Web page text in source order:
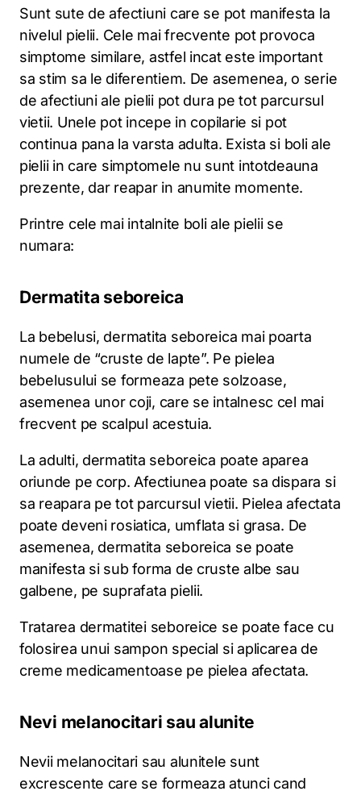
Sunt sute de afectiuni care se pot manifesta la
nivelul pielii. Cele mai frecvente pot provoca
simptome similare, astfel incat este important
sa stim sa le diferentiem. De asemenea, o serie
de afectiuni ale pielii pot dura pe tot parcursul
vietii. Unele pot incepe in copilarie si pot
continua pana la varsta adulta. Exista si boli ale
pielii in care simptomele nu sunt intotdeauna
prezente, dar reapar in anumite momente.
Printre cele mai intalnite boli ale pielii se
numara:
Dermatita seboreica
La bebelusi, dermatita seboreica mai poarta
numele de “cruste de lapte”. Pe pielea
bebelusului se formeaza pete solzoase,
asemenea unor coji, care se intalnesc cel mai
frecvent pe scalpul acestuia.
La adulti, dermatita seboreica poate aparea
oriunde pe corp. Afectiunea poate sa dispara si
sa reapara pe tot parcursul vietii. Pielea afectata
poate deveni rosiatica, umflata si grasa. De
asemenea, dermatita seboreica se poate
manifesta si sub forma de cruste albe sau
galbene, pe suprafata pielii.
Tratarea dermatitei seboreice se poate face cu
folosirea unui sampon special si aplicarea de
creme medicamentoase pe pielea afectata.
Nevi melanocitari sau alunite
Nevii melanocitari sau alunitele sunt
excrescente care se formeaza atunci cand